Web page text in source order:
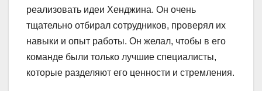
реализовать идеи Хенджина. Он очень
тщательно отбирал сотрудников, проверял их
навыки и опыт работы. Он желал, чтобы в его
команде были только лучшие специалисты,
которые разделяют его ценности и стремления.